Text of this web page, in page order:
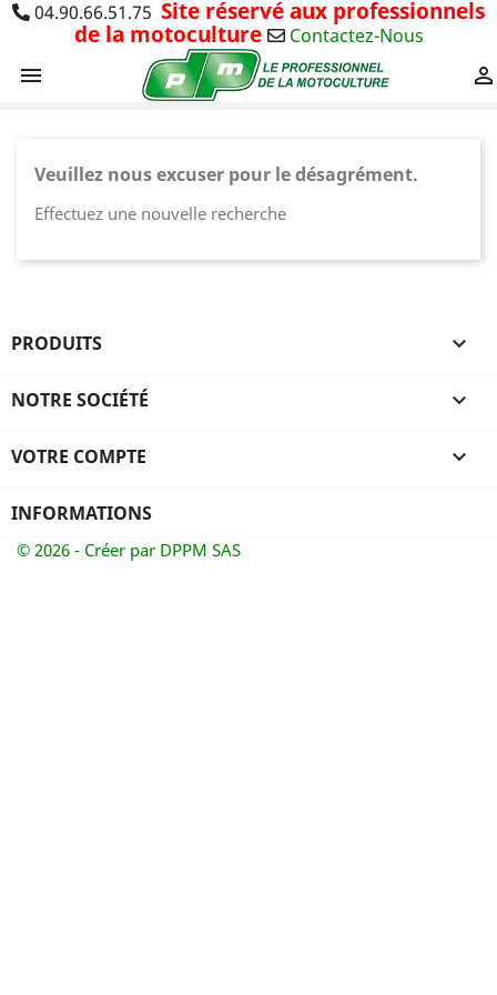
04.90.66.51.75 Site réservé aux professionnels
de la motoculture
Contactez-Nous
 
Veuillez nous excuser pour le désagrément.
Effectuez une nouvelle recherche
PRODUITS 
NOTRE SOCIÉTÉ 
VOTRE COMPTE 
INFORMATIONS
© 2026 - Créer par DPPM SAS
wish list.
Annuler